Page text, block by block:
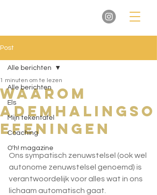
Post
Alle berichten
Els
Mijn tekentafel
Coaching
O'h! magazine
Alle berichten
Waarom
ademhalingso
efeningen
1 minuten om te lezen
Ons sympatisch zenuwstelsel (ook wel
autonome zenuwstelsel genoemd) is
verantwoordelijk voor alles wat in ons
lichaam automatisch gaat.